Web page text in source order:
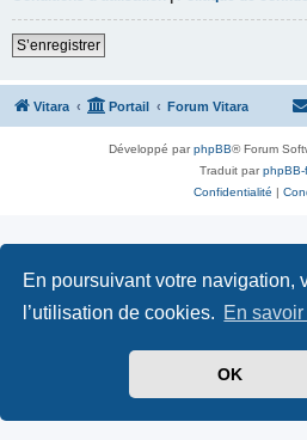
En poursuivant votre navigation,
l’utilisation de cookies. En
OK
S’enregistrer
Vitara Portail Forum Vitara
Développé parphpBB® Forum
Traduit parphpBB-
Confidentialité |